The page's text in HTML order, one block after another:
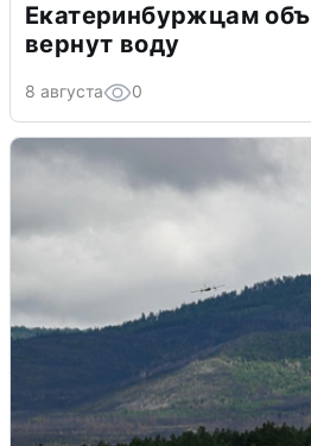
Екатеринбуржцам
вернут воду
8 августа 0